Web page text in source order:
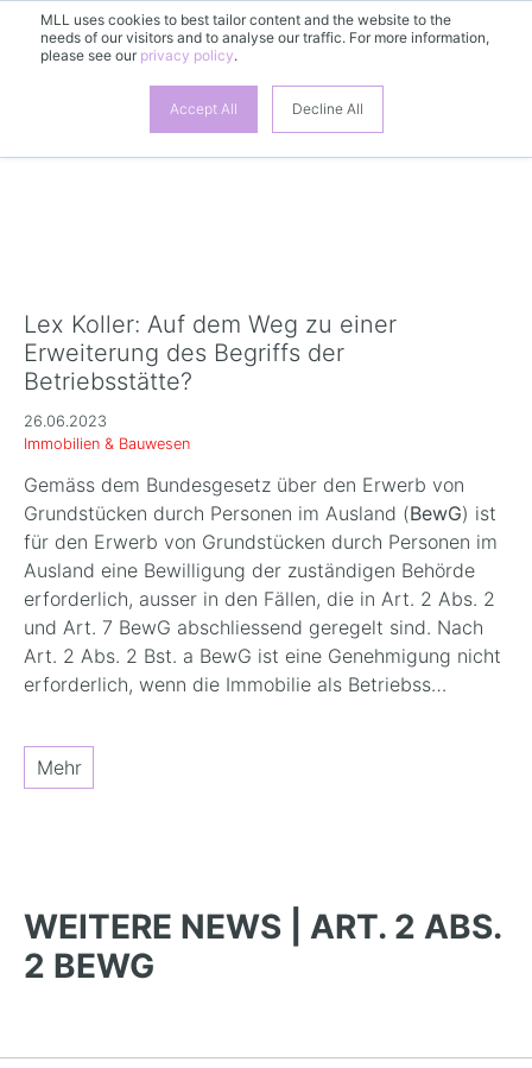
MLL uses cookies to best tailor content and the website to the
needs of our visitors and to analyse our traffic. For more information,
please see our privacy policy.
Accept All Decline All
DE
Lex Koller: Auf dem Weg zu einer
Erweiterung des Begriffs der
Betriebsstätte?
26.06.2023
Immobilien & Bauwesen
Gemäss dem Bundesgesetz über den Erwerb von
Grundstücken durch Personen im Ausland (BewG) ist
für den Erwerb von Grundstücken durch Personen im
Ausland eine Bewilligung der zuständigen Behörde
erforderlich, ausser in den Fällen, die in Art. 2 Abs. 2
und Art. 7 BewG abschliessend geregelt sind. Nach
Art. 2 Abs. 2 Bst. a BewG ist eine Genehmigung nicht
erforderlich, wenn die Immobilie als Betriebss…
Mehr
WEITERE NEWS | ART. 2 ABS.
2 BEWG